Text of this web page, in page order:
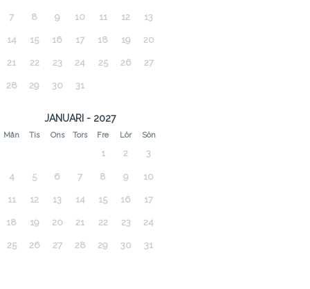
7 8 9 10 11 12 13
14 15 16 17 18 19 20
21 22 23 24 25 26 27
28 29 30 31
JANUARI - 2027
Mån Tis Ons Tors Fre Lör Sön
1 2 3
4 5 6 7 8 9 10
11 12 13 14 15 16 17
18 19 20 21 22 23 24
25 26 27 28 29 30 31